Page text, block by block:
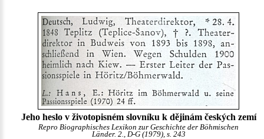
Jeho heslo v životopisném slovníku k dějinám českých zemí
Repro Biographisches Lexikon zur Geschichte der Böhmischen
Länder. 2., D-G (1979), s. 243